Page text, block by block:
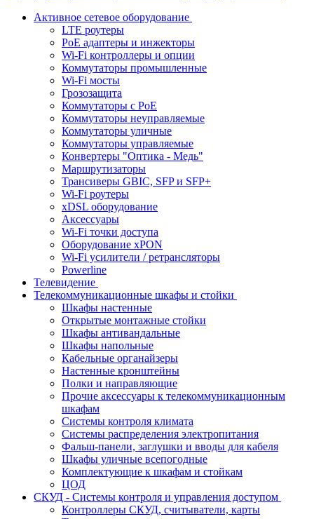
Активное сетевое оборудование
LTE роутеры
PoE адаптеры и инжекторы
Wi-Fi контроллеры и опции
Коммутаторы промышленные
Wi-Fi мосты
Грозозащита
Коммутаторы c PoE
Коммутаторы неуправляемые
Коммутаторы уличные
Коммутаторы управляемые
Конвертеры "Оптика - Медь"
Маршрутизаторы
Трансиверы GBIC, SFP и SFP+
Wi-Fi роутеры
xDSL оборудование
Аксессуары
Wi-Fi точки доступа
Оборудование хPON
Wi-Fi усилители / ретрансляторы
Powerline
Телевидение
Телекоммуникационные шкафы и стойки
Шкафы настенные
Открытые монтажные стойки
Шкафы антивандальные
Шкафы напольные
Кабельные органайзеры
Настенные кронштейны
Полки и направляющие
Прочие аксессуары к телекоммуникационным
шкафам
Системы контроля климата
Системы распределения электропитания
Фальш-панели, заглушки и вводы для кабеля
Шкафы уличные всепогодные
Комплектующие к шкафам и стойкам
ЦОД
СКУД - Системы контроля и управления доступом
Контроллеры СКУД, считыватели, карты